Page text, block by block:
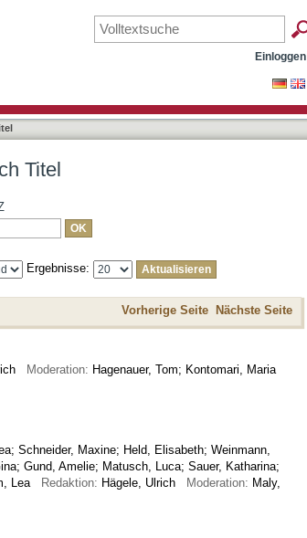
Einloggen
Titel
Ergebnisse:
Vorherige Seite Nächste Seite
Moderation: Hagenauer, Tom; Kontomari, Maria
; Schneider, Maxine; Held, Elisabeth; Weinmann,
; Gund, Amelie; Matusch, Luca; Sauer, Katharina;
Lea Redaktion: Hägele, Ulrich Moderation: Maly,